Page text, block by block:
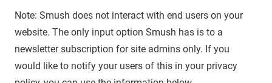
Note: Smush does not interact with end users on your
website. The only input option Smush has is to a
newsletter subscription for site admins only. If you
would like to notify your users of this in your privacy